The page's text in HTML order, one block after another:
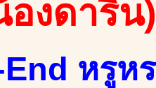
องดาริน
End หรูห